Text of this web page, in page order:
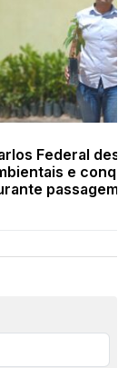
Federal
e
passagem